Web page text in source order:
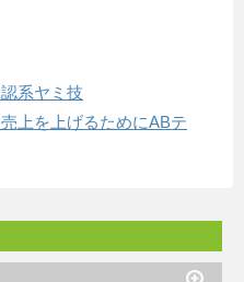
系ヤミ技
売上を上げるためにABテ